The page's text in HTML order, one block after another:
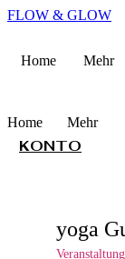
FLOW & GLOW
Home Mehr
Home Mehr
KONTO
yoga